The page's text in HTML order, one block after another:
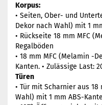
Korpus:
• Seiten, Ober- und
Dekor nach Wahl) mit 1
• Rückseite 18 mm MFC
Regalböden
• 18 mm MFC (Melamin -
Kanten. • Zulässige Last:
Türen
• Tür mit Scharnier aus
Wahl) mit 1 mm ABS-